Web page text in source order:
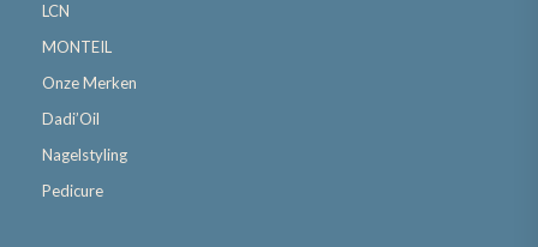
LCN
MONTEIL
Onze Merken
Dadi’Oil
Nagelstyling
Pedicure